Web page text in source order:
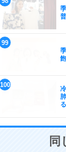
る
同